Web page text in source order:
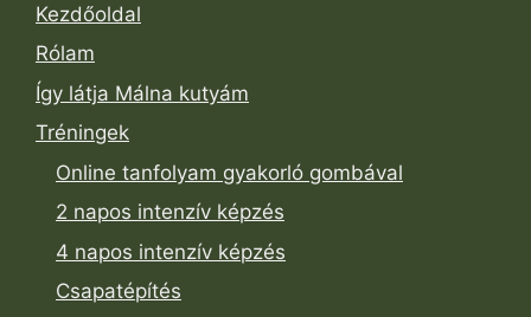
Kezdőoldal
Rólam
Így látja Málna kutyám
Tréningek
Online tanfolyam gyakorló gombával
2 napos intenzív képzés
4 napos intenzív képzés
Csapatépítés